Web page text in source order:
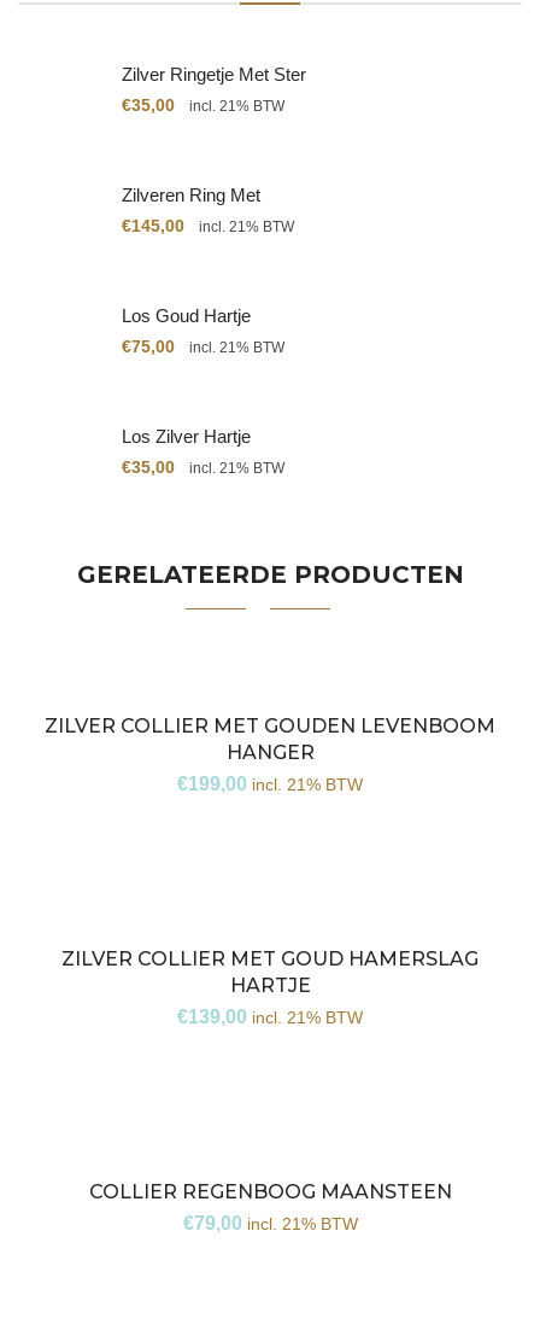
Zilver Ringetje Met Ster
€35,00 incl. 21% BTW
Zilveren Ring Met
Citrien
€145,00 incl. 21% BTW
Los Goud Hartje
€75,00 incl. 21% BTW
Los Zilver Hartje
€35,00 incl. 21% BTW
GERELATEERDE PRODUCTEN
ZILVER COLLIER MET GOUDEN LEVENBOOM
HANGER
€199,00 incl. 21% BTW
ZILVER COLLIER MET GOUD HAMERSLAG
HARTJE
€139,00 incl. 21% BTW
COLLIER REGENBOOG MAANSTEEN
€79,00 incl. 21% BTW